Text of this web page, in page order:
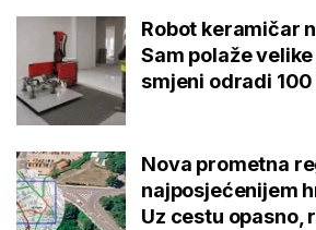
Robot keramičar
Sam polaže
smjeni odradi
Nova prometna
najposjećenijem
Uz cestu opasno,